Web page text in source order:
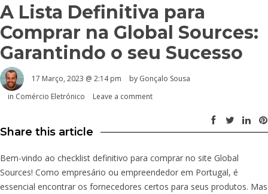
A Lista Definitiva para
Comprar na Global Sources:
Garantindo o seu Sucesso
17 Março, 2023 @ 2:14 pm by Gonçalo Sousa
in Comércio Eletrónico Leave a comment
Share this article
Bem-vindo ao checklist definitivo para comprar no site Global
Sources! Como empresário ou empreendedor em Portugal, é
essencial encontrar os fornecedores certos para seus produtos. Mas